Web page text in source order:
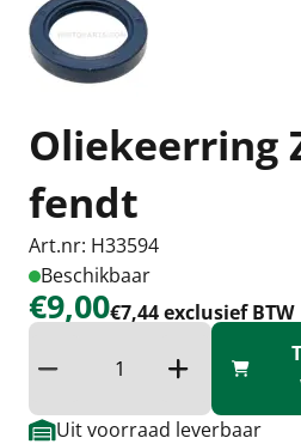
Oliekeerring
fendt
Art.nr: H33594
Beschikbaar
€9,00€7,44 exclusief BTW
Verminder hoeveelheid
Verhoog
Uit voorraad leverbaar